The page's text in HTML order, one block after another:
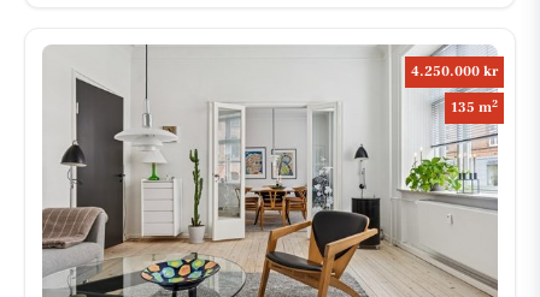
4.250.000 kr
135 m2